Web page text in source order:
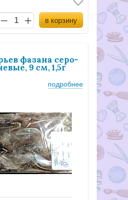
в корзину
фазана серо-
9 см, 1,5г
подробнее